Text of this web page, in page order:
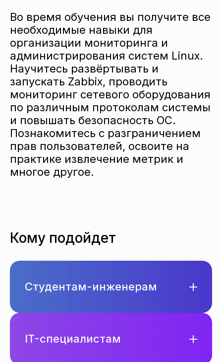
Во время обучения вы получите все
необходимые навыки для
организации мониторинга и
администрирования систем Linux.
Научитесь развёртывать и
запускать Zabbix, проводить
мониторинг сетевого оборудования
по различным протоколам системы
и повышать безопасность ОС.
Познакомитесь с разграничением
прав пользователей, освоите на
практике извлечение метрик и
многое другое.
Кому подойдет
Студентам-инженерам
IT-специалистам